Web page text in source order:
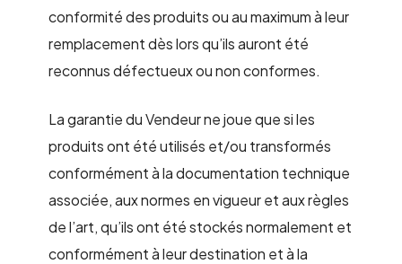
conformité des produits ou au maximum à leur
remplacement dès lors qu’ils auront été
reconnus défectueux ou non conformes.
La garantie du Vendeur ne joue que si les
produits ont été utilisés et/ou transformés
conformément à la documentation technique
associée, aux normes en vigueur et aux règles
de l’art, qu’ils ont été stockés normalement et
conformément à leur destination et à la